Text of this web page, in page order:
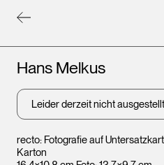
recto: Fotografie auf
Karton
Künstler*innen
Hans Melkus
Leider derzeit nicht ausgestellt